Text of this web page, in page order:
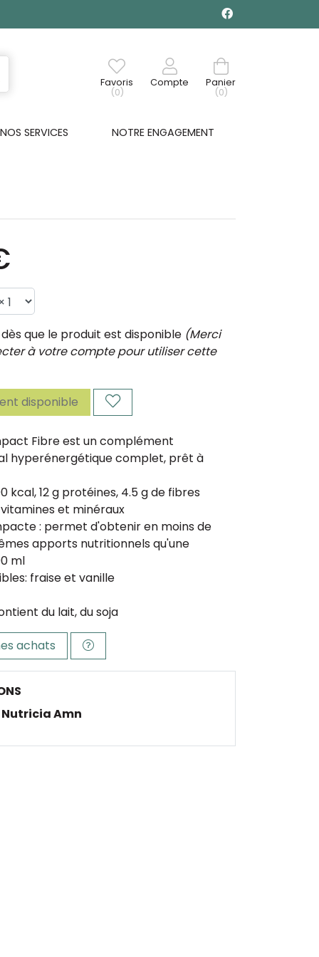
Favoris
(0)
Compte
Panier
(0)
NOS SERVICES NOTRE ENGAGEMENT
que le produit est disponible (Merci
à votre compte pour utiliser cette
disponible
Fibre est un complément
hyperénergétique complet, prêt à
kcal, 12 g protéines, 4.5 g de fibres
et minéraux
: permet d'obtenir en moins de
apports nutritionnels qu'une
ml
fraise et vanille
du lait, du soja
achats
Nutricia Amn